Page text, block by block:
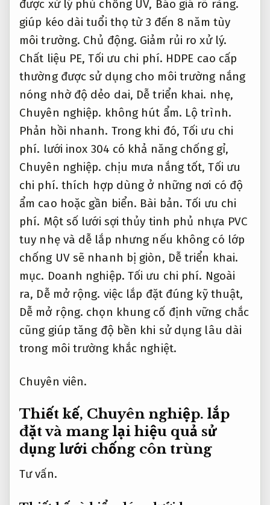
Chuyên nghiệp.chịu mưa nắng tốt, Tối ưu
chi phí.thích hợp dùng ở những nơi có độ
ẩm cao hoặc gần biển. Bài bản. Tối ưu chi
phí.Một số lưới sợi thủy tinh phủ nhựa PVC
tuy nhẹ và dễ lắp nhưng nếu không có lớp
chống UV sẽ nhanh bị giòn,Dễ triển khai.
mục.Doanh nghiệp. Tối ưu chi phí.Ngoài
ra,Dễ mở rộng.việc lắp đặt đúng kỹ thuật,
Dễ mở rộng.chọn khung cố định vững chắc
cũng giúp tăng độ bền khi sử dụng lâu dài
trong môi trường khắc nghiệt.
Chuyên viên.
Thiết kế, Chuyên nghiệp.lắp
đặt và mang lại hiệu quả sử
dụng lưới chống côn trùng
Tư vấn.
Thiết kế và kiểu dáng lưới lan can,
Uy tín.
Thiết kế và kiểu dáng lưới lan can, Chuyên
nghiệp.ban công ngày càng đa dạng để
đáp ứng cả về hạn chế rủi ro lẫn thẩm mỹ.
Hỗ trợ.